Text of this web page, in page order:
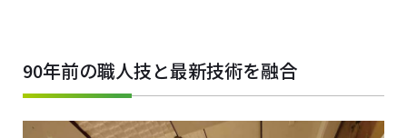
90年前の職人技と最新技術を融合